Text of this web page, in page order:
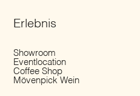
Erlebnis
Showroom
Eventlocation
Coffee Shop
Mövenpick Wein